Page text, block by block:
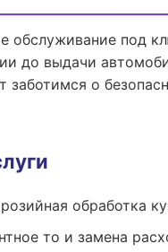
обслуживание под
до выдачи
заботимся о
обработка
то и замена